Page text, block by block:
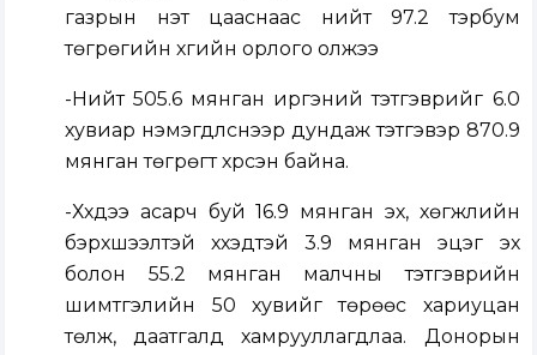
газрын үнэт цааснаас нийт 97.2 тэрбум
төгрөгийн хүүгийн орлого олжээ
-Нийт 505.6 мянган иргэний тэтгэврийг 6.0
хувиар нэмэгдүүлснээр дундаж тэтгэвэр 870.9
мянган төгрөгт хүрсэн байна.
-Хүүхдээ асарч буй 16.9 мянган эх, хөгжлийн
бэрхшээлтэй хүүхэдтэй 3.9 мянган эцэг эх
болон 55.2 мянган малчны тэтгэврийн
шимтгэлийн 50 хувийг төрөөс хариуцан
төлж, даатгалд хамрууллагдлаа. Донорын